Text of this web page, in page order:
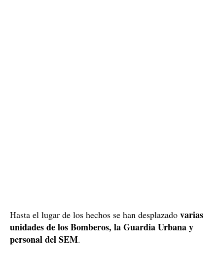
Hasta el lugar de los hechos se han desplazado varias
unidades de los Bomberos, la Guardia Urbana y
personal del SEM.